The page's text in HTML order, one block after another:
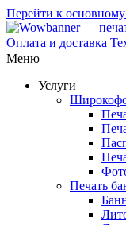
Перейти к
Оплата и доставка
Меню
Услуги
Печать